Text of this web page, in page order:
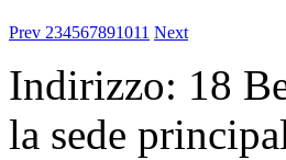
Prev 234567891011 Next
Indirizzo: 18
la sede